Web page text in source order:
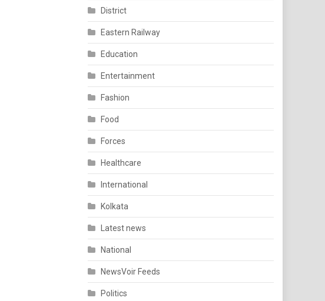
District
Eastern Railway
Education
Entertainment
Fashion
Food
Forces
Healthcare
International
Kolkata
Latest news
National
NewsVoir Feeds
Politics